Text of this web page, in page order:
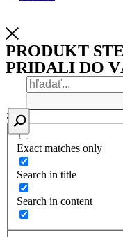
PRODUKT STE
PRIDALI DO
Exact matches only
Search in title
Search in content